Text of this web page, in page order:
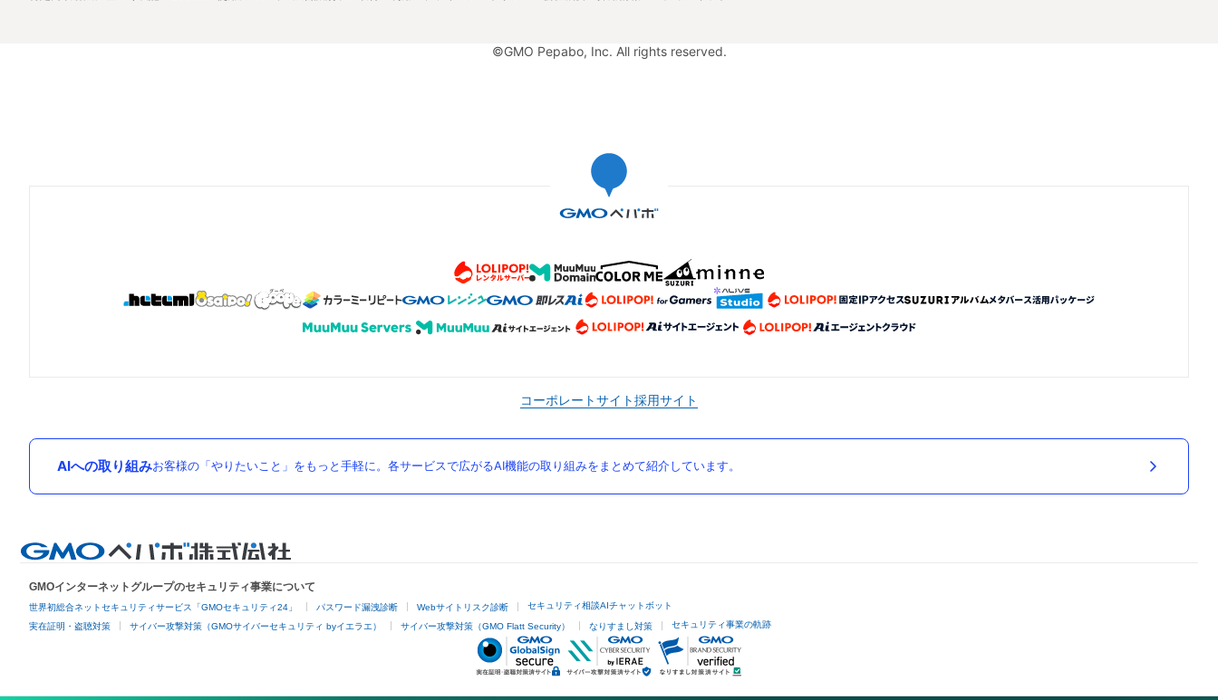
©GMO Pepabo, Inc. All rights reserved.
コーポレートサイト採用サイト
AIへの取り組みお客様の「やりたいこと」をもっと手軽に。各サービスで広がるAI機能の取り組みをまとめて紹介しています。
GMOインターネットグループのセキュリティ事業について
世界初総合ネットセキュリティサービス「GMOセキュリティ24」 パスワード漏洩診断 Webサイトリスク診断 セキュリティ相談AIチャットボット
実在証明・盗聴対策 サイバー攻撃対策（GMOサイバーセキュリティ byイエラエ） サイバー攻撃対策（GMO Flatt Security） なりすまし対策 セキュリティ事業の軌跡